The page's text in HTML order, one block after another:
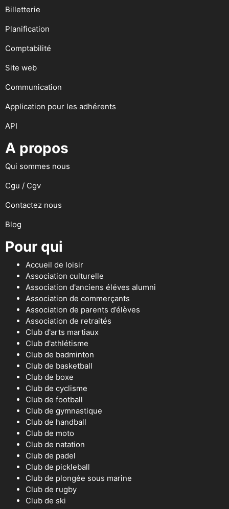
Billetterie
Planification
Comptabilité
Site web
Communication
Application pour les adhérents
API
A propos
Qui sommes nous
Cgu / Cgv
Contactez nous
Blog
Pour qui
Accueil de loisir
Association culturelle
Association d'anciens éléves alumni
Association de commerçants
Association de parents d’élèves
Association de retraités
Club d'arts martiaux
Club d'athlétisme
Club de badminton
Club de basketball
Club de boxe
Club de cyclisme
Club de football
Club de gymnastique
Club de handball
Club de moto
Club de natation
Club de padel
Club de pickleball
Club de plongée sous marine
Club de rugby
Club de ski